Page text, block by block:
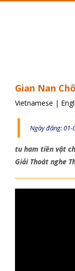
Gian Nan
Vietnamese |
Ngày đăng:
tu ham tiền vật
Giải Thoát nghe